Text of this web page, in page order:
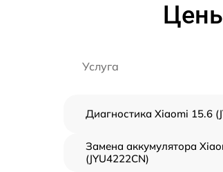
Услуга
Диагностика Xiaomi 15.6
Замена аккумулятора
(JYU4222CN)